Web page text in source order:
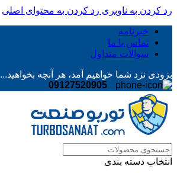
رد کردن به ناوبری رد کردن به محتوای اصلی
خبرنامه
تماس با ما
سوالات متداول
بزودی نزد شما خواهیم آمد، هر آنچه بخواهید...
09127520905
انتخاب دسته بندی